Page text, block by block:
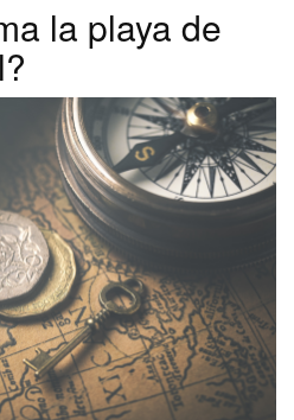
la playa de